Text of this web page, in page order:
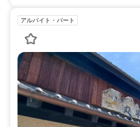
アルバイト・パート